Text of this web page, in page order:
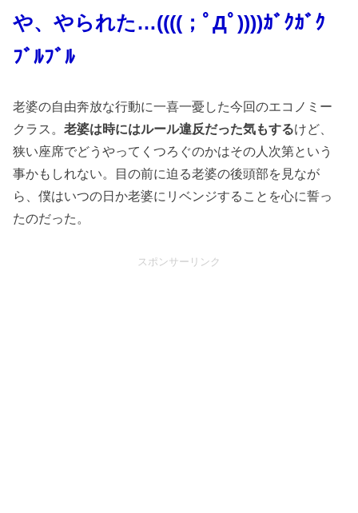
や、やられた…((((；ﾟДﾟ))))ｶﾞｸｶﾞｸ
ﾌﾞﾙﾌﾞﾙ
老婆の自由奔放な行動に一喜一憂した今回のエコノミー
クラス。老婆は時にはルール違反だった気もするけど、
狭い座席でどうやってくつろぐのかはその人次第という
事かもしれない。目の前に迫る老婆の後頭部を見なが
ら、僕はいつの日か老婆にリベンジすることを心に誓っ
たのだった。
スポンサーリンク